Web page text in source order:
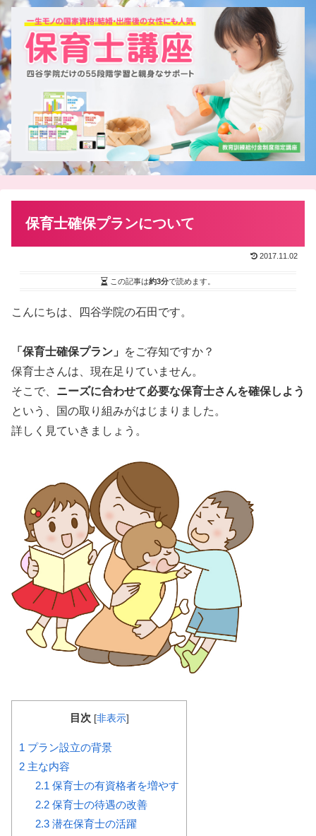
保育士確保プランについて
2017.11.02
この記事は約3分で読めます。
こんにちは、四谷学院の石田です。
「保育士確保プラン」
をご存知ですか？
保育士さんは、現在足りていません。
そこで、 ニーズに合わせて必要な保育士さんを確保しよう
という、国の取り組みがはじまりました。
詳しく見ていきましょう。
目次 [非表示]
1 プラン設立の背景
2 主な内容
2.1 保育士の有資格者を増やす
2.2保育士の待遇の改善
2.3潜在保育士の活躍